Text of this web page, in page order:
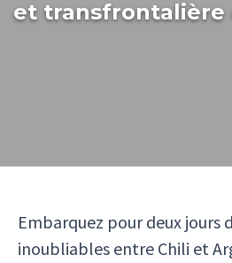
et transfrontalière
Embarquez pour deux jours
inoubliables entre Chili et